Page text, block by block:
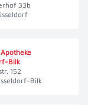
33b
Bilk
152
Bilk